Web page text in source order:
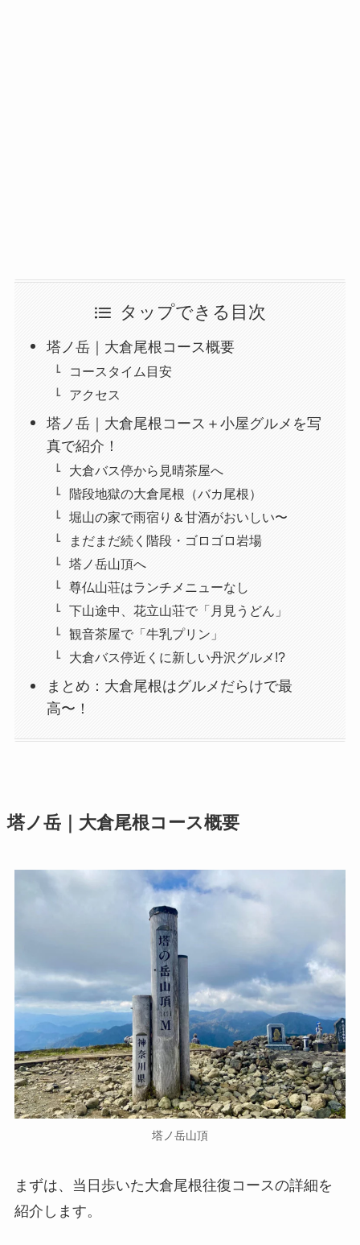
タップできる目次
塔ノ岳｜大倉尾根コース概要
コースタイム目安
アクセス
塔ノ岳｜大倉尾根コース＋小屋グルメを写
真で紹介！
大倉バス停から見晴茶屋へ
階段地獄の大倉尾根（バカ尾根）
堀山の家で雨宿り＆甘酒がおいしい〜
まだまだ続く階段・ゴロゴロ岩場
塔ノ岳山頂へ
尊仏山荘はランチメニューなし
下山途中、花立山荘で「月見うどん」
観音茶屋で「牛乳プリン」
大倉バス停近くに新しい丹沢グルメ!?
まとめ：大倉尾根はグルメだらけで最
高〜！
塔ノ岳｜大倉尾根コース概要
塔ノ岳山頂
まずは、当日歩いた大倉尾根往復コースの詳細を
紹介します。